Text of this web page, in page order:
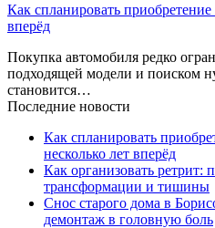
Как спланировать
вперёд
Покупка автомобиля редко
подходящей модели и поиском
становится…
Последние новости
Как спланировать
несколько лет вперёд
Как организовать ретрит:
трансформации и тишины
Снос старого дома в
демонтаж в головную боль